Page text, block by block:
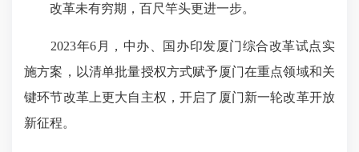
改革未有穷期，百尺竿头更进一步。
2023年6月，中办、国办印发厦门综合改革试点实
施方案，以清单批量授权方式赋予厦门在重点领域和关
键环节改革上更大自主权，开启了厦门新一轮改革开放
新征程。